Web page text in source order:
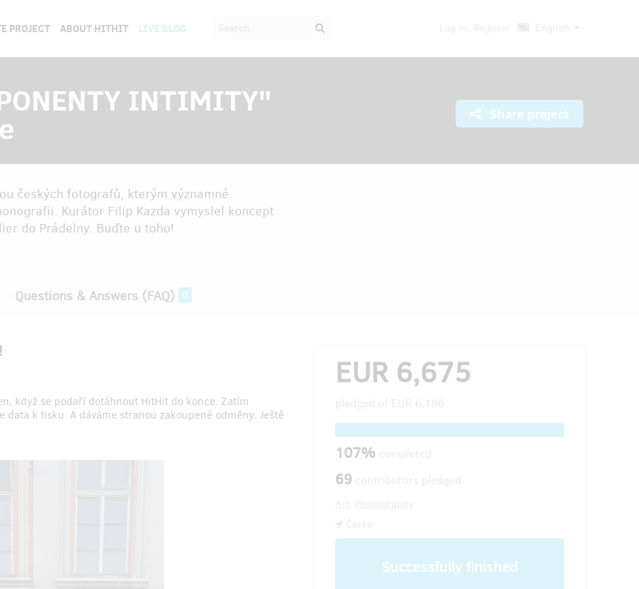
PROJECT ABOUT HITHIT LIVE BLOG
INTIMITY" Share project
českých fotografů, kterým významné
Kurátor Filip Kazda vymyslel koncept
do Prádelny. Buďte u toho!
Questions & Answers (FAQ) 0
když se podaří dotáhnout HitHit do konce. Zatím
k tisku. A dáváme stranou zakoupené odměny. Ještě
EUR 6,675
107%
69
Successfully finished